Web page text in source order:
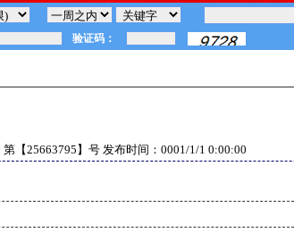
第【25663795 】号 发布时间： 0001/1/1 0:00:00